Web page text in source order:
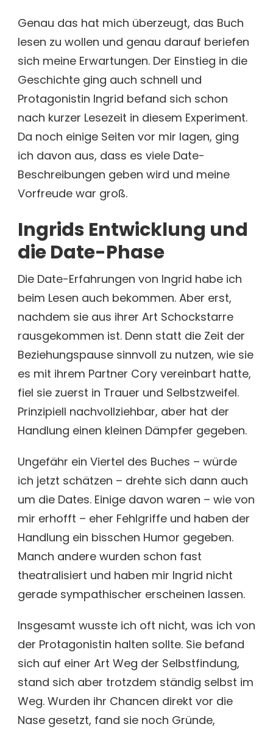
Genau das hat mich überzeugt, das Buch
lesen zu wollen und genau darauf beriefen
sich meine Erwartungen. Der Einstieg in die
Geschichte ging auch schnell und
Protagonistin Ingrid befand sich schon
nach kurzer Lesezeit in diesem Experiment.
Da noch einige Seiten vor mir lagen, ging
ich davon aus, dass es viele Date-
Beschreibungen geben wird und meine
Vorfreude war groß.
Ingrids Entwicklung und
die Date-Phase
Die Date-Erfahrungen von Ingrid habe ich
beim Lesen auch bekommen. Aber erst,
nachdem sie aus ihrer Art Schockstarre
rausgekommen ist. Denn statt die Zeit der
Beziehungspause sinnvoll zu nutzen, wie sie
es mit ihrem Partner Cory vereinbart hatte,
fiel sie zuerst in Trauer und Selbstzweifel.
Prinzipiell nachvollziehbar, aber hat der
Handlung einen kleinen Dämpfer gegeben.
Ungefähr ein Viertel des Buches – würde
ich jetzt schätzen – drehte sich dann auch
um die Dates. Einige davon waren – wie von
mir erhofft – eher Fehlgriffe und haben der
Handlung ein bisschen Humor gegeben.
Manch andere wurden schon fast
theatralisiert und haben mir Ingrid nicht
gerade sympathischer erscheinen lassen.
Insgesamt wusste ich oft nicht, was ich von
der Protagonistin halten sollte. Sie befand
sich auf einer Art Weg der Selbstfindung,
stand sich aber trotzdem ständig selbst im
Weg. Wurden ihr Chancen direkt vor die
Nase gesetzt, fand sie noch Gründe,